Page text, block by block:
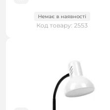
Немає в наявності
Код товару: 2553